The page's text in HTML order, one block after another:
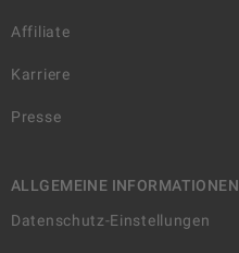
Affiliate
Karriere
Presse
ALLGEMEINE INFORMATIONEN
Datenschutz-Einstellungen